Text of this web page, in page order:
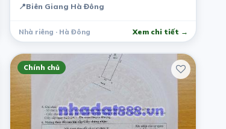
📍Biên Giang Hà Đông
Nhà riêng · Hà Đông Xem chi tiết →
Chính chủ